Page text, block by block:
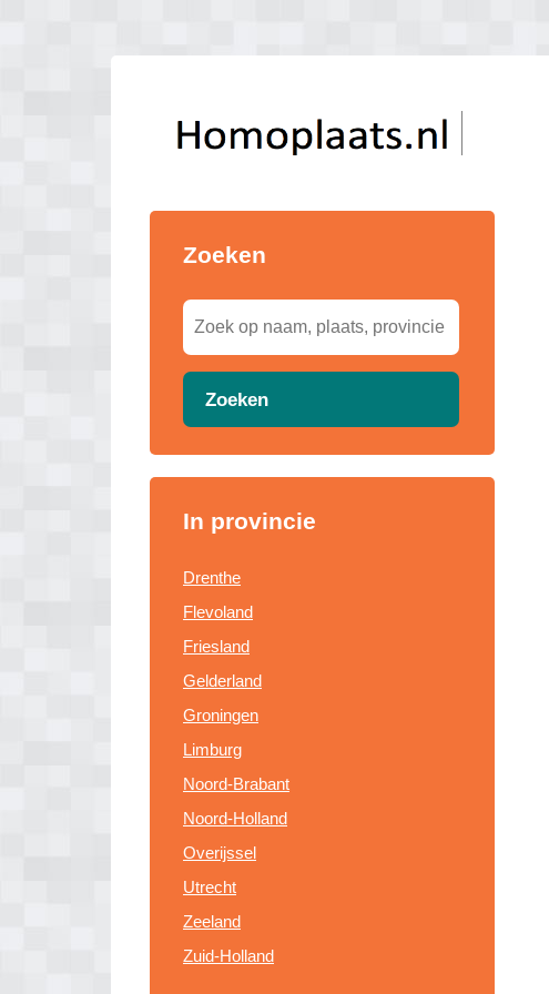
Zoeken
Zoeken
In provincie
Drenthe
Flevoland
Friesland
Gelderland
Groningen
Limburg
Noord-Brabant
Noord-Holland
Overijssel
Utrecht
Zeeland
Zuid-Holland